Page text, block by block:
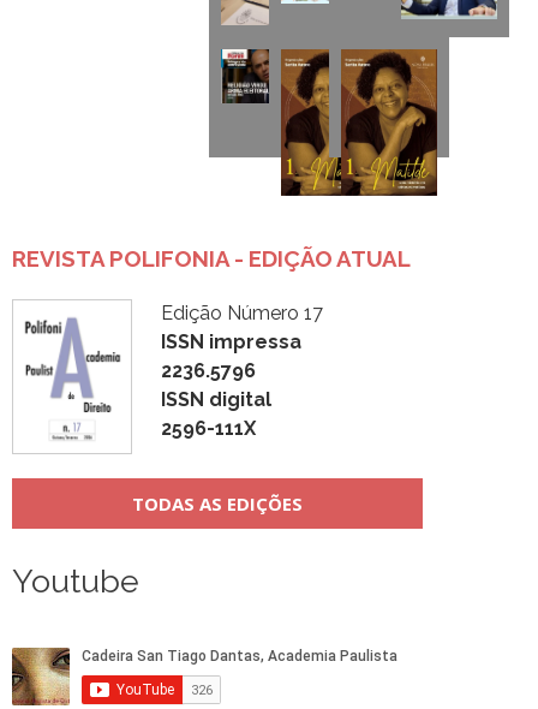
REVISTA POLIFONIA - EDIÇÃO ATUAL
Edição Número 17
ISSN impressa
2236.5796
ISSN digital
2596-111X
TODAS AS EDIÇÕES
Youtube